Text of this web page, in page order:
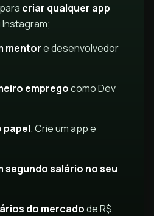
criar qualquer app
mentore desenvolvedor
empregocomo Dev
papel. Crie um app e
segundo salário no seu
do mercadode R$